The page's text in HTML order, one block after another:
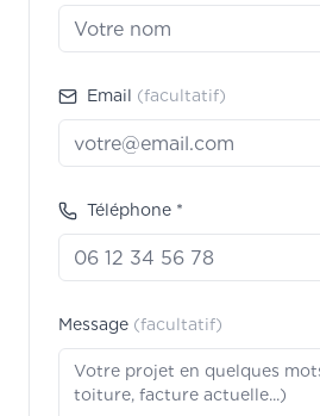
Email (facultatif)
Téléphone *
Message (facultatif)